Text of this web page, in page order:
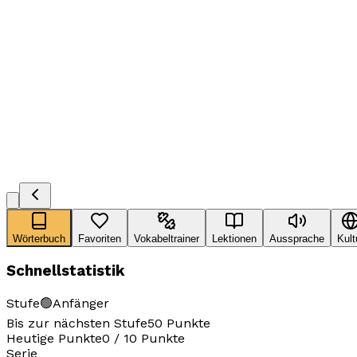
Wörterbuch Favoriten Vokabeltrainer Lektionen Aussprache
Schnellstatistik
Stufe🟢Anfänger
Bis zur nächsten Stufe50 Punkte
Heutige Punkte0 / 10 Punkte
Serie